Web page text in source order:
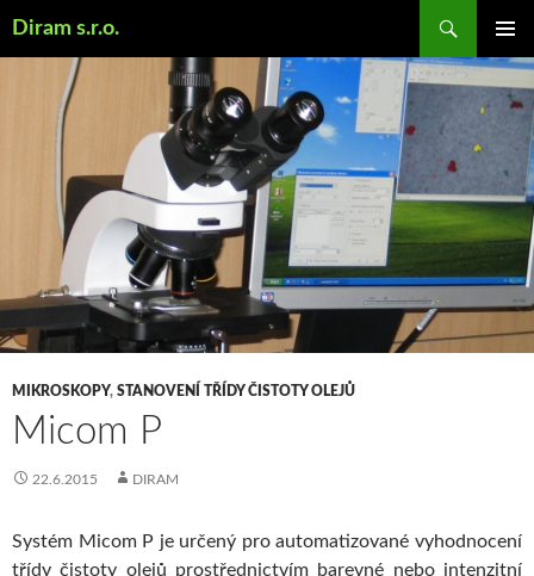
Diram s.r.o.
OBSAHU
WEBU
MIKROSKOPY, STANOVENÍ TŘÍDY ČISTOTY OLEJŮ
Micom P
22.6.2015 DIRAM
Systém Micom P je určený pro automatizované vyhodnocení
třídy čistoty olejů prostřednictvím barevné nebo intenzitní